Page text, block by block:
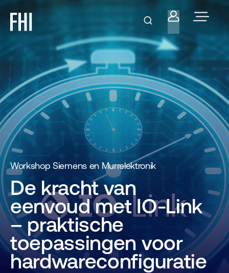
Workshop Siemens en Murrelektronik
De kracht van
eenvoud met IO-Link
– praktische
toepassingen voor
hardwareconfiguratie